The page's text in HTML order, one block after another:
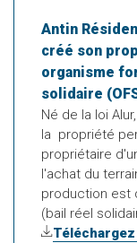
Antin
créé son
organisme
solidaire
Né de la loi
la propriété
propriétaire
l'achat du
production est
(bail réel
Téléchargez